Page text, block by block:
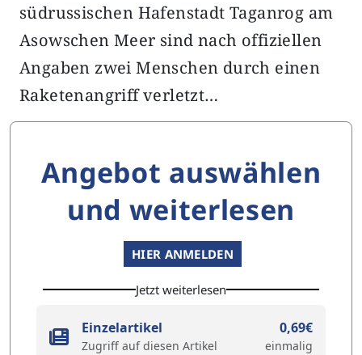
südrussischen Hafenstadt Taganrog am
Asowschen Meer sind nach offiziellen
Angaben zwei Menschen durch einen
Raketenangriff verletzt…
Angebot auswählen
und weiterlesen
HIER ANMELDEN
Jetzt weiterlesen
Einzelartikel
Zugriff auf diesen Artikel
0,69€
einmalig